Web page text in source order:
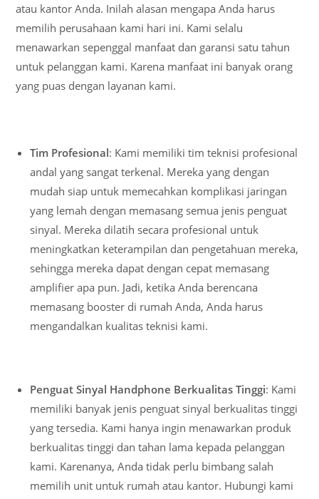
atau kantor Anda. Inilah alasan mengapa Anda harus
memilih perusahaan kami hari ini. Kami selalu
menawarkan sepenggal manfaat dan garansi satu tahun
untuk pelanggan kami. Karena manfaat ini banyak orang
yang puas dengan layanan kami.
Tim Profesional: Kami memiliki tim teknisi profesional
andal yang sangat terkenal. Mereka yang dengan
mudah siap untuk memecahkan komplikasi jaringan
yang lemah dengan memasang semua jenis penguat
sinyal. Mereka dilatih secara profesional untuk
meningkatkan keterampilan dan pengetahuan mereka,
sehingga mereka dapat dengan cepat memasang
amplifier apa pun. Jadi, ketika Anda berencana
memasang booster di rumah Anda, Anda harus
mengandalkan kualitas teknisi kami.
Penguat Sinyal Handphone Berkualitas Tinggi: Kami
memiliki banyak jenis penguat sinyal berkualitas tinggi
yang tersedia. Kami hanya ingin menawarkan produk
berkualitas tinggi dan tahan lama kepada pelanggan
kami. Karenanya, Anda tidak perlu bimbang salah
memilih unit untuk rumah atau kantor. Hubungi kami